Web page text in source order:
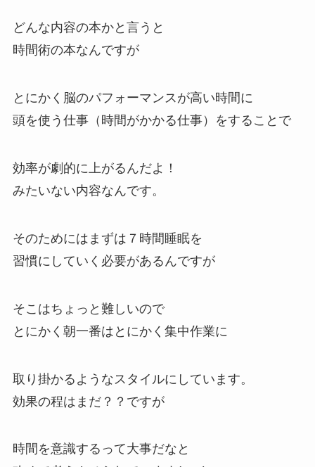
どんな内容の本かと言うと
時間術の本なんですが
とにかく脳のパフォーマンスが高い時間に
頭を使う仕事（時間がかかる仕事）をすることで
効率が劇的に上がるんだよ！
みたいない内容なんです。
そのためにはまずは７時間睡眠を
習慣にしていく必要があるんですが
そこはちょっと難しいので
とにかく朝一番はとにかく集中作業に
取り掛かるようなスタイルにしています。
効果の程はまだ？？ですが
時間を意識するって大事だなと